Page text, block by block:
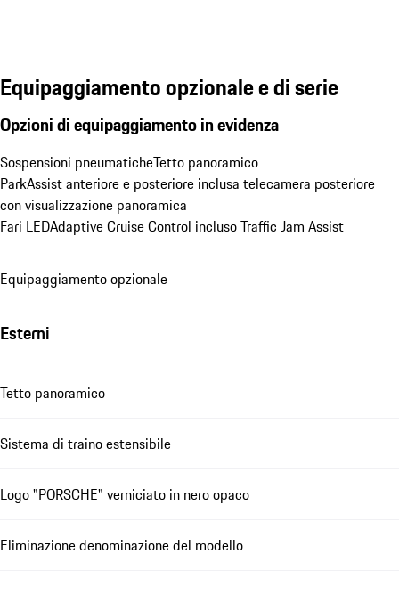
Equipaggiamento opzionale e di serie
Opzioni di equipaggiamento in evidenza
Sospensioni pneumaticheTetto panoramico
ParkAssist anteriore e posteriore inclusa telecamera posteriore
con visualizzazione panoramica
Fari LEDAdaptive Cruise Control incluso Traffic Jam Assist
Equipaggiamento opzionale
Esterni
Tetto panoramico
Sistema di traino estensibile
Logo "PORSCHE" verniciato in nero opaco
Eliminazione denominazione del modello